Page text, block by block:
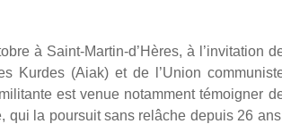
à Saint-Martin‑d’Hères, à l’invitation
Kurdes (Aiak) et de l’Union
est venue notam­ment témoi­gner
qui la pour­suit sans relâche depuis 26